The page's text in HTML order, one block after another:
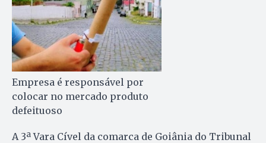
Empresa é responsável por
colocar no mercado produto
defeituoso
A 3ª Vara Cível da comarca de Goiânia do Tribunal